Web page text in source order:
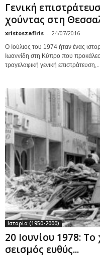
Γενική
χούντας στη
xristoszafiris - 24/07/2016
Ο Ιούλιος του 1974 ήταν ένας
Ιωαννίδη στη Κύπρο που
τραγελαφική γενική επιστράτευση,...
Ιστορία (1950-2000)
20 Ιουνίου 1978:
σεισμός ευθύς...